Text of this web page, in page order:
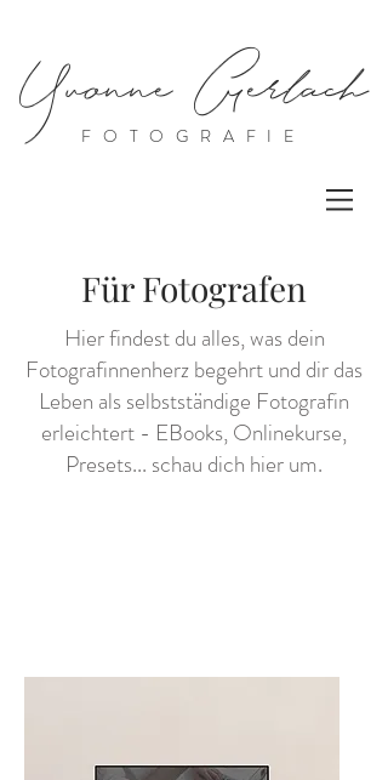
Yvonne Gerlach
FOTOGRAFIE
Für Fotografen
Hier findest du alles, was dein
Fotografinnenherz begehrt und dir das
Leben als selbstständige Fotografin
erleichtert - EBooks, Onlinekurse,
Presets... schau dich hier um.